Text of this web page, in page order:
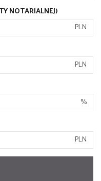
NOTARIALNEJ)
PLN
PLN
%
PLN